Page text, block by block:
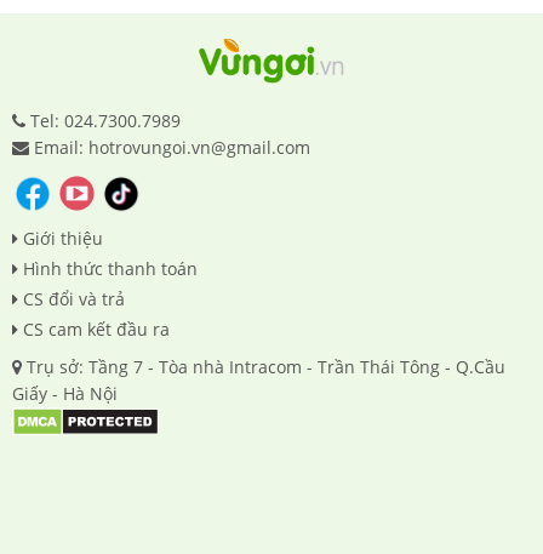
Tel: 024.7300.7989
Email: hotrovungoi.vn@gmail.com
Giới thiệu
Hình thức thanh toán
CS đổi và trả
CS cam kết đầu ra
Trụ sở: Tầng 7 - Tòa nhà Intracom - Trần Thái Tông - Q.Cầu
Giấy - Hà Nội